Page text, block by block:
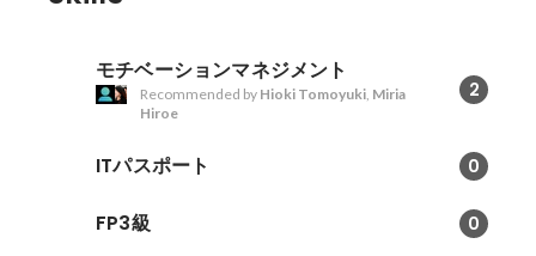
モチベーションマネジメント
2
Recommended by Hioki Tomoyuki Miria
Hiroe
ITパスポート 0
FP3級 0